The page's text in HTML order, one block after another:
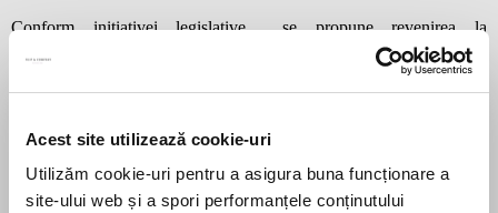
Acest site utilizează cookie-uri
Utilizăm cookie-uri pentru a asigura buna funcționare a
site-ului web și a spori performanțele conținutului
Conform iniţiativei legislative se propune revenirea la
reglementarea anterioară şi în ce priveşte durata contractului
individual de muncă pe durată determinată reglementându-se o
că, în realitate,